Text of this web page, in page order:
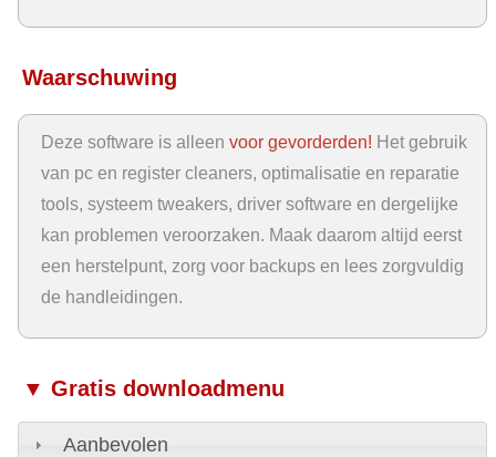
Waarschuwing
Deze software is alleen voor gevorderden! Het gebruik
van pc en register cleaners, optimalisatie en reparatie
tools, systeem tweakers, driver software en dergelijke
kan problemen veroorzaken. Maak daarom altijd eerst
een herstelpunt, zorg voor backups en lees zorgvuldig
de handleidingen.
▼ Gratis downloadmenu
Aanbevolen